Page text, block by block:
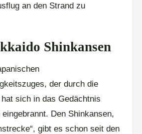
an den Strand zu
Shinkansen
der durch die
sich in das Gedächtnis
Den Shinkansen,
gibt es schon seit den